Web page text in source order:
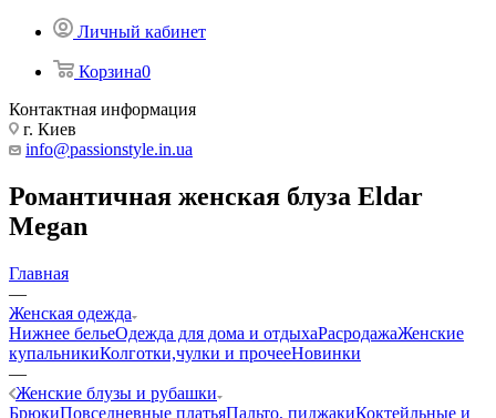
Личный кабинет
Корзина0
Контактная информация
г. Киев
info@passionstyle.in.ua
Романтичная женская блуза Eldar
Megan
Главная
—
Женская одежда
Нижнее бельеОдежда для дома и отдыхаРасродажаЖенские
купальникиКолготки,чулки и прочееНовинки
—
Женские блузы и рубашки
БрюкиПовседневные платьяПальто, пиджакиКоктейльные и